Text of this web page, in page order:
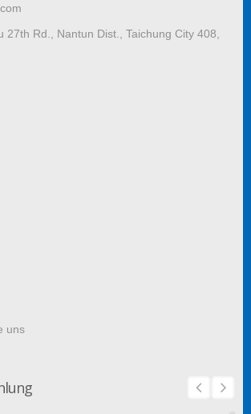
27th Rd., Nantun Dist., Taichung City 408,
uns